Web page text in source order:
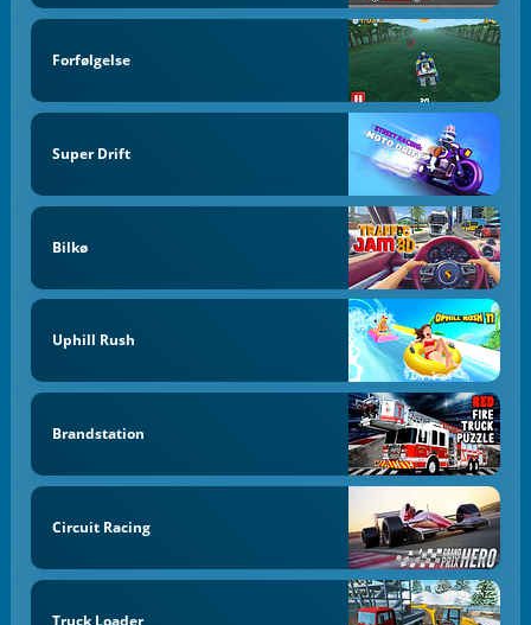
Forfølgelse
Super Drift
Bilkø
Uphill Rush
Brandstation
Circuit Racing
Truck Loader